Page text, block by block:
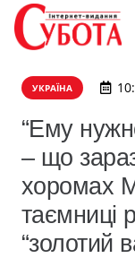
УКРАЇНА
“Ему
– що
хоромах
таємниці
“золотий